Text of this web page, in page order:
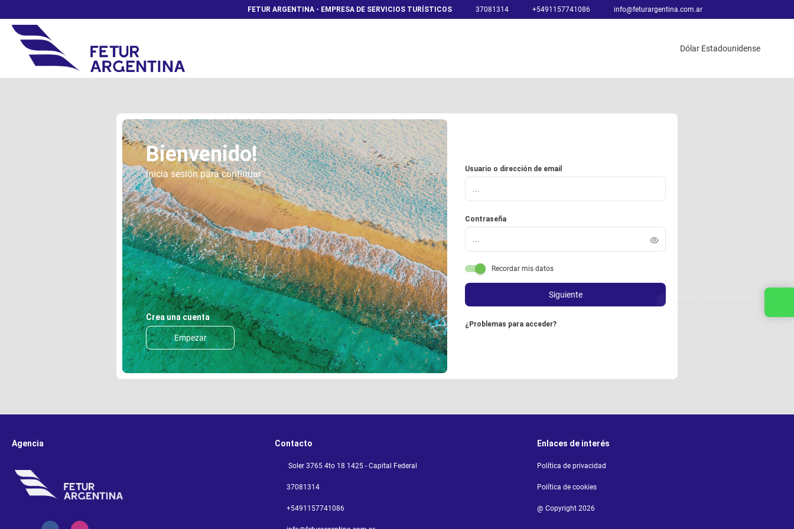
FETUR ARGENTINA - EMPRESA DE SERVICIOS TURÍSTICOS 37081314 +5491157741086 info@feturargentina.com.ar
Dólar Estadounidense
Bienvenido!
Inicia sesión para continuar
Crea una cuenta
Empezar
Usuario o dirección de email
Contraseña
Recordar mis datos
Siguiente
¿Problemas para acceder?
Agencia Contacto
Soler 3765 4to 18 1425 - Capital Federal
37081314
+5491157741086
Enlaces de interés
Política de privacidad
Política de cookies
@ Copyright 2026